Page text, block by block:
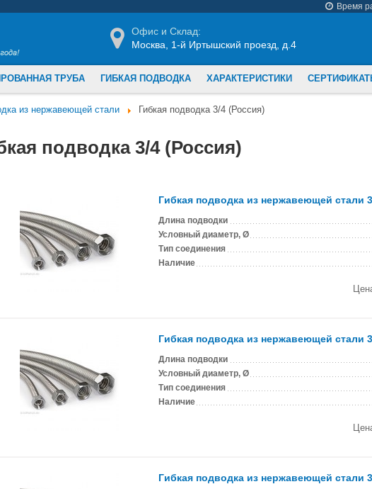
Время
Офис и Склад:
Москва, 1-й Иртышский проезд, д.4
ТРУБА ГИБКАЯ ПОДВОДКА ХАРАКТЕРИСТИКИ
из нержавеющей стали Гибкая подводка 3/4 (Россия)
подводка 3/4 (Россия)
Гибкая подводка из нержавеющей стали
Длина подводки
Условный диаметр, Ø
Тип соединения
Наличие
Гибкая подводка из нержавеющей стали
Длина подводки
Условный диаметр, Ø
Тип соединения
Наличие
Гибкая подводка из нержавеющей стали